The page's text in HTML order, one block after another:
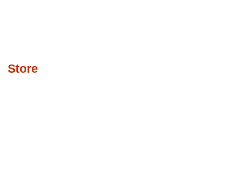
Store